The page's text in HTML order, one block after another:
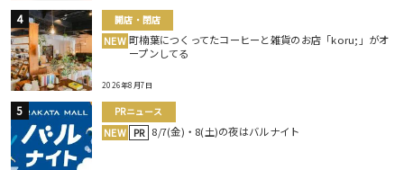
開店・閉店
NEW 町楠葉につくってたコーヒーと雑貨のお店「koru;」がオ
ープンしてる
2026年8月7日
PRニュース
NEW PR 8/7(金)・8(土)の夜はバルナイト